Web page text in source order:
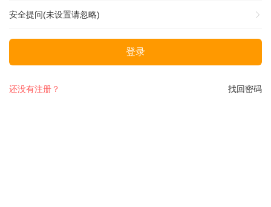
安全提问(未设置请忽略)
登录
找回密码
还没有注册？